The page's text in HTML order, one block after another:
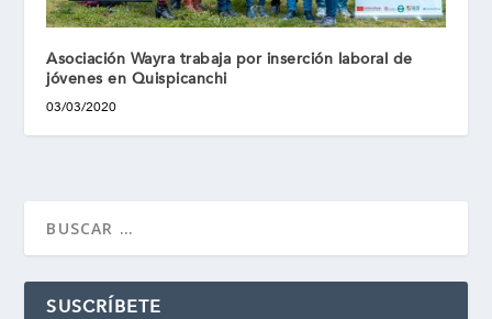
Asociación Wayra trabaja por inserción laboral de
jóvenes en Quispicanchi
03/03/2020
SUSCRÍBETE